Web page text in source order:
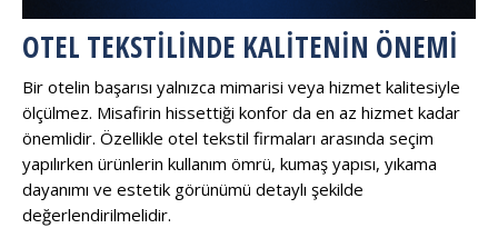
OTEL TEKSTILINDE KALITENIN ÖNEMI
Bir otelin başarısı yalnızca mimarisi veya hizmet kalitesiyle
ölçülmez. Misafirin hissettiği konfor da en az hizmet kadar
önemlidir. Özellikle otel tekstil firmaları arasında seçim
yapılırken ürünlerin kullanım ömrü, kumaş yapısı, yıkama
dayanımı ve estetik görünümü detaylı şekilde
değerlendirilmelidir.